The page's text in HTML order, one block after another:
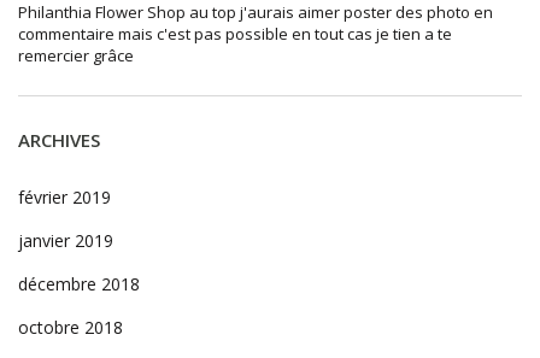
Philanthia Flower Shop au top j'aurais aimer poster des photo en
commentaire mais c'est pas possible en tout cas je tien a te
remercier grâce
ARCHIVES
février 2019
janvier 2019
décembre 2018
octobre 2018